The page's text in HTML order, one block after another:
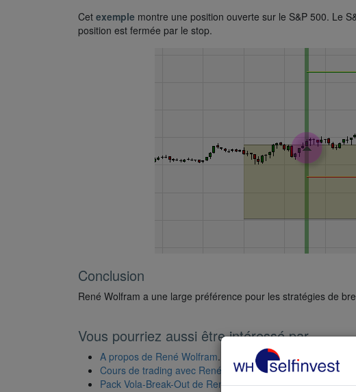
Cet exemple montre une position ouverte sur le S&P 500. Le
position est fermée par le stop.
Conclusion
René Wolfram a une large préférence pour les stratégies de
Vous pourriez aussi être intéressé par
A propos de René Wolfram.
Cours de trading avec René Wolfram.
Pack Vola-Break-Out de René Wolfram dans le store.